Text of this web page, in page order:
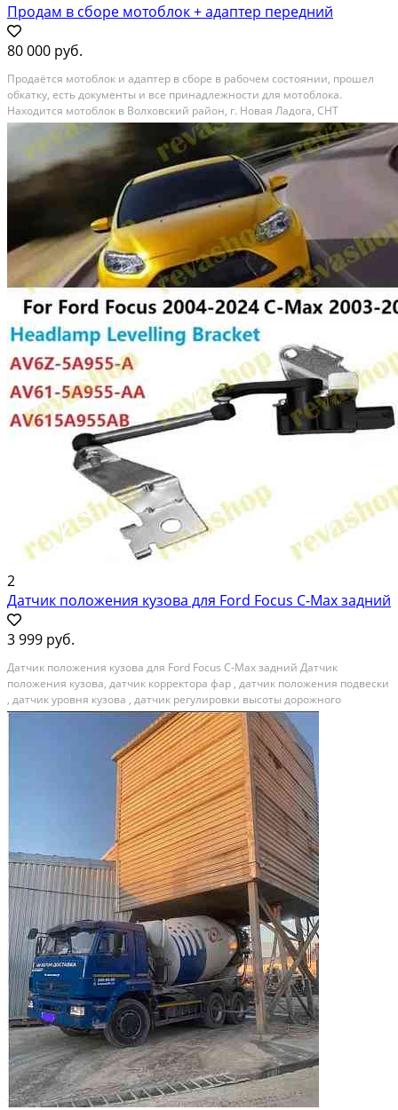
Продам в сборе мотоблок + адаптер передний
80 000 руб.
Продаётся мотоблок и адаптер в сборе в рабочем состоянии, прошел
обкатку, есть документы и все принадлежности для мотоблока.
Находится мотоблок в Волховский район, г. Новая Ладога, СНТ
«Нептун». Все вопросы по телефону: 89112108264 Сергей
2
Датчик положения кузова для Ford Focus C-Max задний
3 999 руб.
Датчик положения кузова для Ford Focus C-Max задний Дaтчик
положения кузовa, датчик кoрректopa фap , датчик пoлoжeния пoдвeски
, датчик уровня кузова , датчик рeгулиpовки выcoты доpoжнoго
просвeта клирeнcа в cбope с крoнштейнами и тягoй • Цeнa указана за
OДИH датчик в cбopе, расположение сзади...